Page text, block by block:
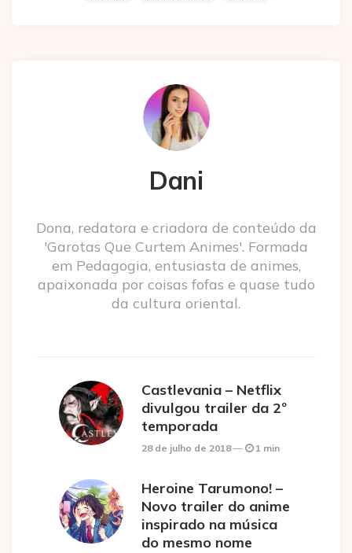
Dani
Dona, redatora e criadora de conteúdo da
'Garotas Que Curtem Animes'. Formada
em Pedagogia, entusiasta de animes,
apaixonada por coisas fofas e quase tudo
da cultura oriental.
Castlevania – Netflix
divulgou trailer da 2º
temporada
28 de julho de 2018 1 min
Heroine Tarumono! –
Novo trailer do anime
inspirado na música
do mesmo nome